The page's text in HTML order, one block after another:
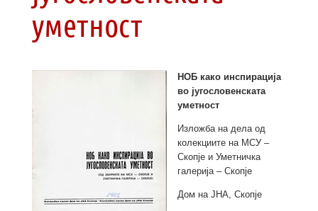
уметност
НОБ како инспирација
во југословенската
уметност
Изложба на дела од
колекциите на МСУ –
Скопје и Уметничка
галерија – Скопје
Дом на ЈНА, Скопје